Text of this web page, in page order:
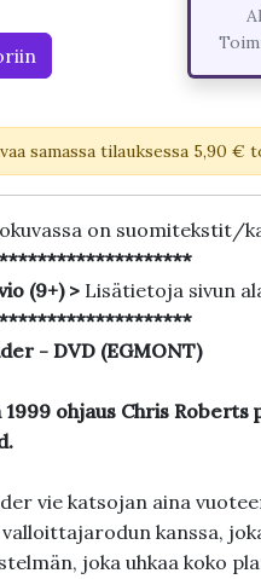
samassa tilauksessa 5,90
on suomitekstit/
(9+) > Lisätietoja sivun
- DVD (EGMONT)
ohjaus Chris Roberts
vie katsojan aina
kanssa,
joka uhkaa koko